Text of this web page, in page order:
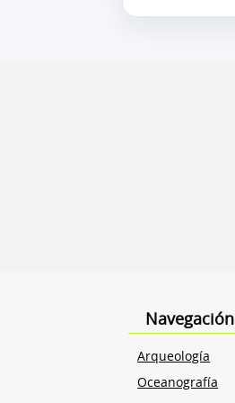
Navegación
Arqueología
Oceanografía